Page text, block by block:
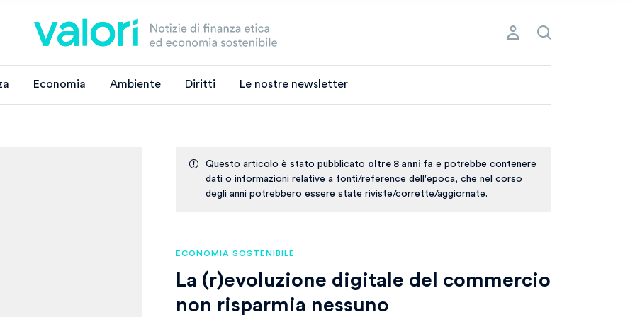
Economia Ambiente Diritti Le nostre newsletter
Questo articolo è stato pubblicato oltre 8 anni fa e potrebbe contenere
dati o informazioni relative a fonti/reference dell'epoca, che nel corso
degli anni potrebbero essere state riviste/corrette/aggiornate.
ECONOMIA SOSTENIBILE
La (r)evoluzione digitale del commercio
non risparmia nessuno